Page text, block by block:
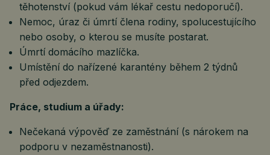
těhotenství (pokud vám lékař cestu nedoporučí).
Nemoc, úraz či úmrtí člena rodiny, spolucestujícího
nebo osoby, o kterou se musíte postarat.
Úmrtí domácího mazlíčka.
Umístění do nařízené karantény během 2 týdnů
před odjezdem.
Práce, studium a úřady:
Nečekaná výpověď ze zaměstnání (s nárokem na
podporu v nezaměstnanosti).